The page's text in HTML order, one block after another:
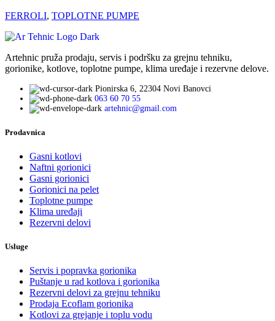
FERROLI, TOPLOTNE PUMPE
Artehnic pruža prodaju, servis i podršku za grejnu tehniku,
gorionike, kotlove, toplotne pumpe, klima uređaje i rezervne delove.
Pionirska 6, 22304 Novi Banovci
063 60 70 55
artehnic@gmail.com
Prodavnica
Gasni kotlovi
Naftni gorionici
Gasni gorionici
Gorionici na pelet
Toplotne pumpe
Klima uređaji
Rezervni delovi
Usluge
Servis i popravka gorionika
Puštanje u rad kotlova i gorionika
Rezervni delovi za grejnu tehniku
Prodaja Ecoflam gorionika
Kotlovi za grejanje i toplu vodu